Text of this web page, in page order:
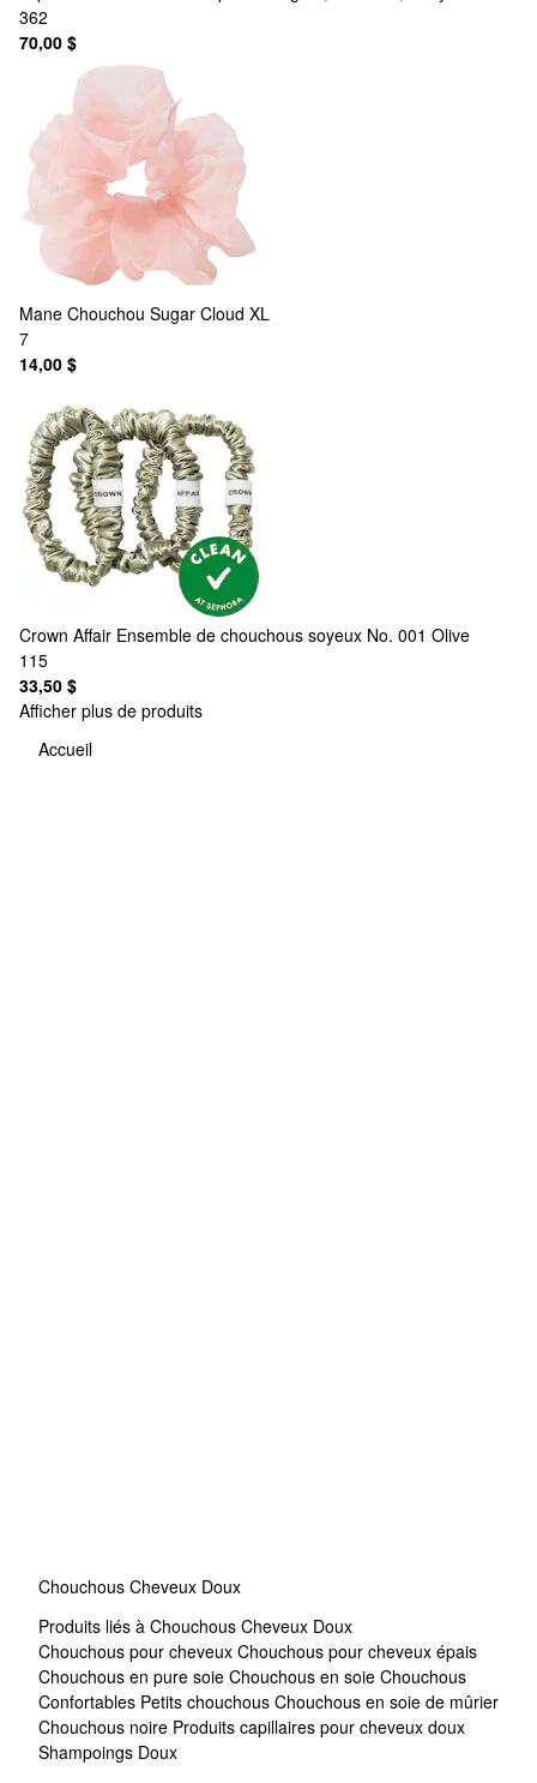
362
70,00 $
Mane Chouchou Sugar Cloud XL
7
14,00 $
Crown Affair Ensemble de chouchous soyeux No. 001 Olive
115
33,50 $
Afficher plus de produits
Accueil
Chouchous Cheveux Doux
Produits liés à Chouchous Cheveux Doux
Chouchous pour cheveux Chouchous pour cheveux épais
Chouchous en pure soie Chouchous en soie Chouchous
Confortables Petits chouchous Chouchous en soie de mûrier
Chouchous noire Produits capillaires pour cheveux doux
Shampoings Doux